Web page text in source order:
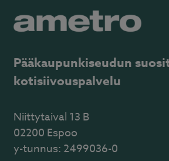
Pääkaupunkiseudun
kotisiivouspalvelu
Niittytaival 13 B
02200 Espoo
y-tunnus: 2499036-0